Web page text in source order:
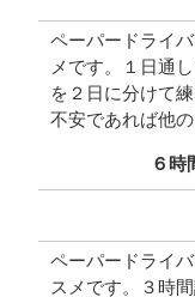
ペーパードライ
メです。１日通
を２日に分けて
不安であれば他
６時
ペーパードライ
スメです。３時